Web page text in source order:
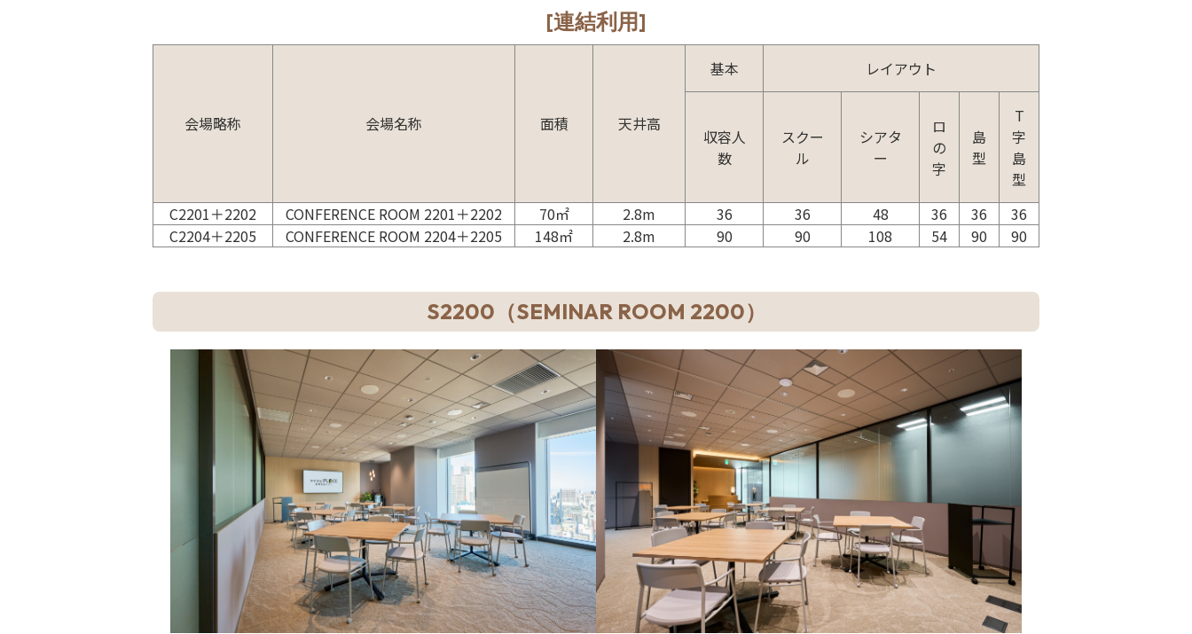
[連結利用]
会場略称 会場名称 面積 天井高
基本 レイアウト
収容人
数
スクー
ル
シアタ
ー
ロ
の
字
島
型
T
字
島
型
C2201＋2202
CONFERENCE ROOM 2201＋2202 70㎡ 2.8m 36 36 48 36 36
36
C2204＋2205
CONFERENCE ROOM 2204＋2205 148㎡ 2.8m 90 90 108 54 90 90
S2200（SEMINAR ROOM 2200）